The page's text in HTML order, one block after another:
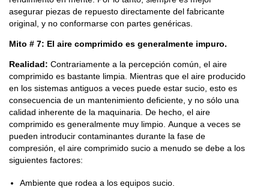
asegurar piezas de repuesto directamente del fabricante
original, y no conformarse con partes genéricas.
Mito # 7: El aire comprimido es generalmente impuro.
Realidad: Contrariamente a la percepción común, el aire
comprimido es bastante limpia. Mientras que el aire producido
en los sistemas antiguos a veces puede estar sucio, esto es
consecuencia de un mantenimiento deficiente, y no sólo una
calidad inherente de la maquinaria. De hecho, el aire
comprimido es generalmente muy limpio. Aunque a veces se
pueden introducir contaminantes durante la fase de
compresión, el aire comprimido sucio a menudo se debe a los
siguientes factores:
Ambiente que rodea a los equipos sucio.